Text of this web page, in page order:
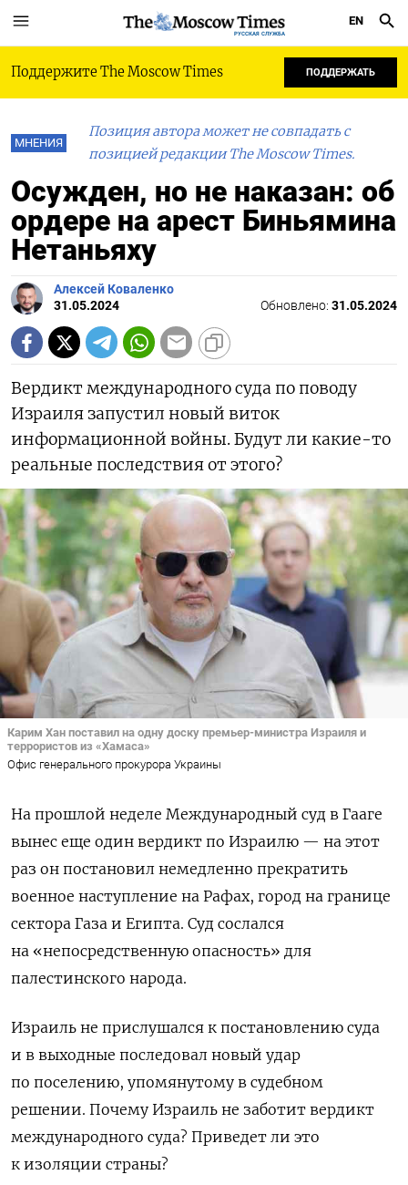
РУССКАЯ СЛУЖБА
EN
Поддержите The Moscow Times ПОДДЕРЖАТЬ
МНЕНИЯ
Позиция автора может не совпадать с
позицией редакции The Moscow Times.
Осужден, но не наказан: об
ордере на арест Биньямина
Нетаньяху
Алексей Коваленко
31.05.2024
Обновлено: 31.05.2024
Вердикт международного суда по поводу
Израиля запустил новый виток
информационной войны. Будут ли какие-то
реальные последствия от этого?
Карим Хан поставил на одну доску премьер-министра Израиля и
террористов из «Хамаса»
Офис генерального прокурора Украины
На прошлой неделе Международный суд в Гааге
вынес еще один вердикт по Израилю — на этот
раз он постановил немедленно прекратить
военное наступление на Рафах, город на границе
сектора Газа и Египта. Суд сослался
на «непосредственную опасность» для
палестинского народа.
Израиль не прислушался к постановлению суда
и в выходные последовал новый удар
по поселению, упомянутому в судебном
решении. Почему Израиль не заботит вердикт
международного суда? Приведет ли это
к изоляции страны?